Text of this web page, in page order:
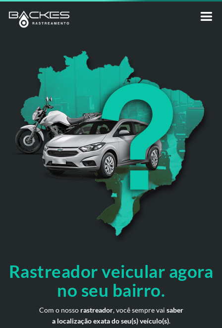
Rastreador veicular agora
no seu bairro.
Com o nosso rastreador, você sempre vai saber
a localização exata do seu(s) veículo(s).